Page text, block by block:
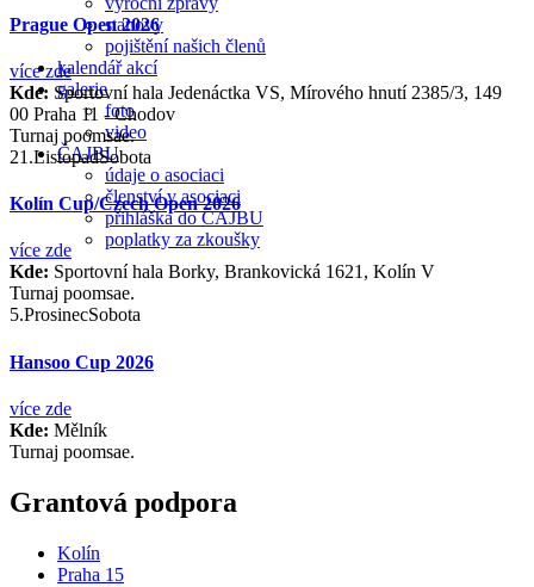
stanovy
pojištění našich členů
kalendář akcí
galerie
foto
video
ČAJBU
údaje o asociaci
členství v asociaci
přihláška do ČAJBU
poplatky za zkoušky
Prague Open 2026
více zde
Kde: Sportovní hala Jedenáctka VS, Mírového hnutí 2385/3, 149
00 Praha 11 - Chodov
Turnaj poomsae.
21.ListopadSobota
Kolín Cup/Czech Open 2026
více zde
Kde: Sportovní hala Borky, Brankovická 1621, Kolín V
Turnaj poomsae.
5.ProsinecSobota
Hansoo Cup 2026
více zde
Kde: Mělník
Turnaj poomsae.
Grantová podpora
Kolín
Praha 15